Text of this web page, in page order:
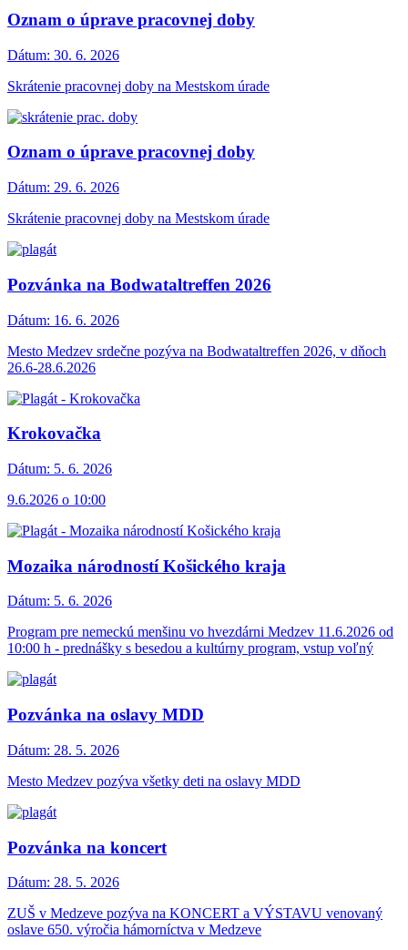
Oznam o úprave pracovnej doby
Dátum: 30. 6. 2026
Skrátenie pracovnej doby na Mestskom úrade
Oznam o úprave pracovnej doby
Dátum: 29. 6. 2026
Skrátenie pracovnej doby na Mestskom úrade
Pozvánka na Bodwataltreffen 2026
Dátum: 16. 6. 2026
Mesto Medzev srdečne pozýva na Bodwataltreffen 2026, v dňoch
26.6-28.6.2026
Krokovačka
Dátum: 5. 6. 2026
9.6.2026 o 10:00
Mozaika národností Košického kraja
Dátum: 5. 6. 2026
Program pre nemeckú menšinu vo hvezdárni Medzev 11.6.2026 od
10:00 h - prednášky s besedou a kultúrny program, vstup voľný
Pozvánka na oslavy MDD
Dátum: 28. 5. 2026
Mesto Medzev pozýva všetky deti na oslavy MDD
Pozvánka na koncert
Dátum: 28. 5. 2026
ZUŠ v Medzeve pozýva na KONCERT a VÝSTAVU venovaný
oslave 650. výročia hámorníctva v Medzeve